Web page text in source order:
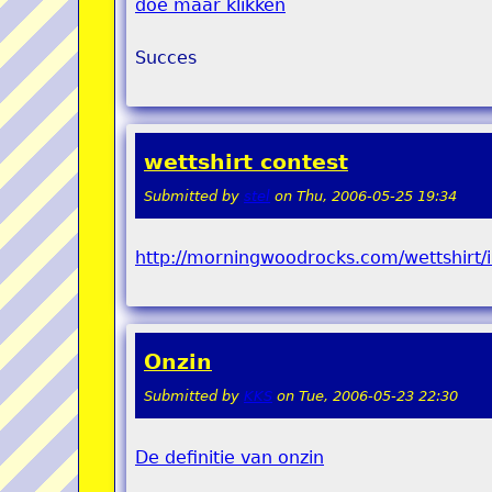
doe maar klikken
Succes
wettshirt contest
Submitted by stel on Thu, 2006-05-25 19:34
http://morningwoodrocks.com/
Onzin
Submitted by KKS on Tue, 2006-05-23 22:30
De definitie van onzin